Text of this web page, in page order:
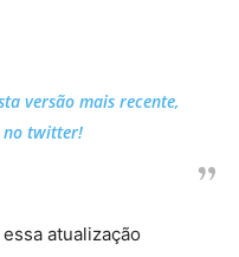
versão mais recente,
no twitter!
atualização